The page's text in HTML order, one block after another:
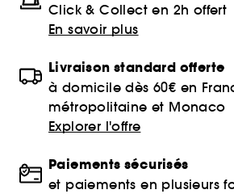
Click & Collect en 2h offert
En savoir plus
Livraison standard offerte
à domicile dès 60€ en
métropolitaine et Monaco
Explorer l'offre
Paiements sécurisés
et paiements en plusieurs